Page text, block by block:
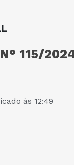
115/
às 12:49